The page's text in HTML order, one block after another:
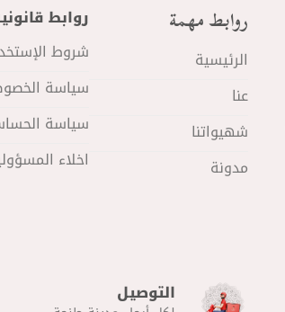
روابط مهمة
الرئيسية
عنا
شهيواتنا
مدونة
روابط
شروط
سياسة
سياسة
اخلاء
التوصيل